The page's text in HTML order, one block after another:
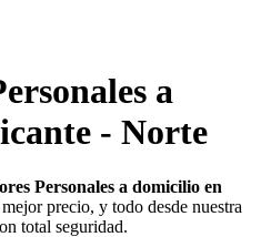
a
- Norte
Personales a domicilio en
precio, y todo desde nuestra
total seguridad.